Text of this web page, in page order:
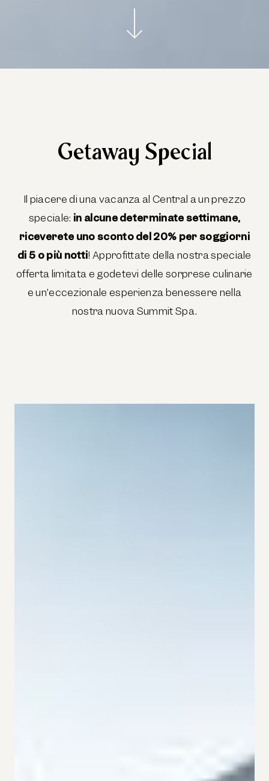
Getaway Special
Il piacere di una vacanza al Central a un prezzo
speciale: in alcune determinate settimane,
riceverete uno sconto del 20% per soggiorni
di 5 o più notti! Approfittate della nostra speciale
offerta limitata e godetevi delle sorprese culinarie
e un’eccezionale esperienza benessere nella
nostra nuova Summit Spa.